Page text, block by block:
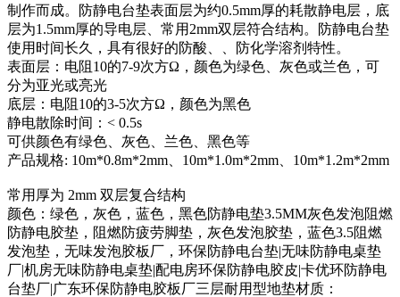
制作而成。防静电台垫表面层为约0.5mm厚的耗散静电层，底
层为1.5mm厚的导电层、常用2mm双层符合结构。防静电台垫
使用时间长久，具有很好的防酸、、防化学溶剂特性。
表面层：电阻10的7-9次方Ω，颜色为绿色、灰色或兰色，可
分为亚光或亮光
底层：电阻10的3-5次方Ω，颜色为黑色
静电散除时间：< 0.5s
可供颜色有绿色、灰色、兰色、黑色等
产品规格: 10m*0.8m*2mm、10m*1.0m*2mm、10m*1.2m*2mm
常用厚为 2mm 双层复合结构
颜色：绿色，灰色，蓝色，黑色防静电垫3.5MM灰色发泡阻燃
防静电胶垫，阻燃防疲劳脚垫，灰色发泡胶垫，蓝色3.5阻燃
发泡垫，无味发泡胶板厂，环保防静电台垫|无味防静电桌垫
厂|机房无味防静电桌垫|配电房环保防静电胶皮|卡优环防静电
台垫厂|广东环保防静电胶板厂三层耐用型地垫材质：